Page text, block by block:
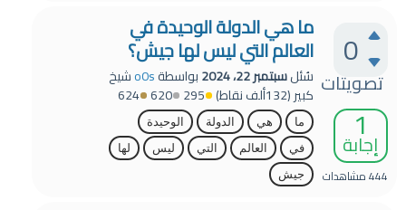
0
تصويتات
1
إجابة
444مشاهدات
ما هي الدولة الوحيدة في
العالم التي ليس لها جيش؟
سُئلسبتمبر 22، 2024 بواسطةo0sشيخ
كبير(132ألف نقاط) 295
620
624
ما هي الدولة
الوحيدة
في
العالم التي ليس
لها
جيش